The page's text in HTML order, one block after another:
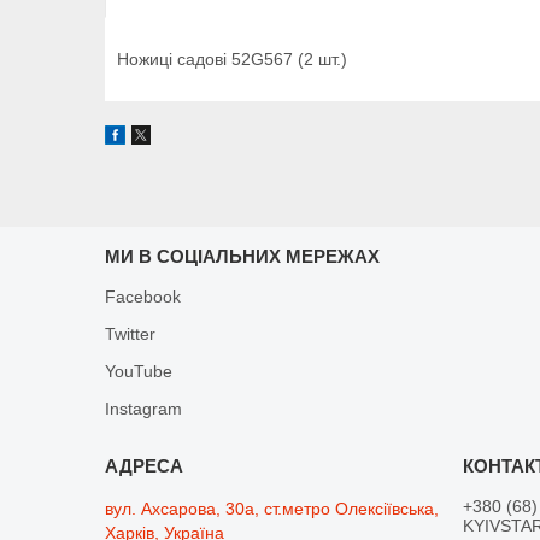
Ножиці садові 52G567 (2 шт.)
МИ В СОЦІАЛЬНИХ МЕРЕЖАХ
Facebook
Twitter
YouTube
Instagram
вул. Ахсарова, 30а, ст.метро Олексіївська,
Харків, Україна
+380